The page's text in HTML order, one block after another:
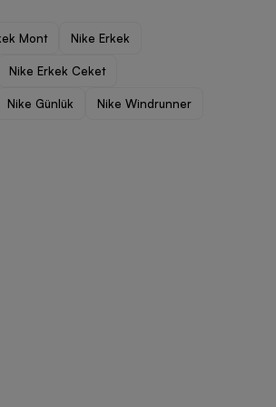
Mont Nike Erkek
Nike Erkek Ceket
Nike Günlük Nike Windrunner